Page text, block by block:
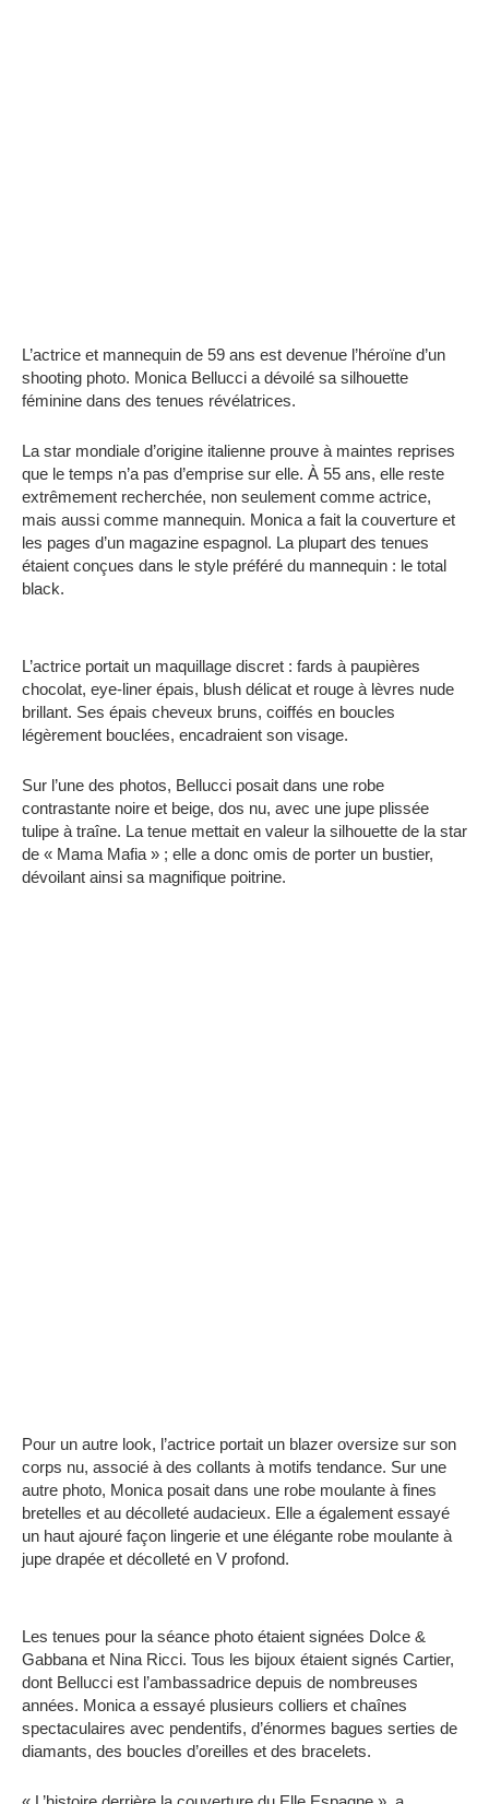
L’actrice et mannequin de 59 ans est devenue l’héroïne d’un
shooting photo. Monica Bellucci a dévoilé sa silhouette
féminine dans des tenues révélatrices.
La star mondiale d’origine italienne prouve à maintes reprises
que le temps n’a pas d’emprise sur elle. À 55 ans, elle reste
extrêmement recherchée, non seulement comme actrice,
mais aussi comme mannequin. Monica a fait la couverture et
les pages d’un magazine espagnol. La plupart des tenues
étaient conçues dans le style préféré du mannequin : le total
black.
L’actrice portait un maquillage discret : fards à paupières
chocolat, eye-liner épais, blush délicat et rouge à lèvres nude
brillant. Ses épais cheveux bruns, coiffés en boucles
légèrement bouclées, encadraient son visage.
Sur l’une des photos, Bellucci posait dans une robe
contrastante noire et beige, dos nu, avec une jupe plissée
tulipe à traîne. La tenue mettait en valeur la silhouette de la star
de « Mama Mafia » ; elle a donc omis de porter un bustier,
dévoilant ainsi sa magnifique poitrine.
Pour un autre look, l’actrice portait un blazer oversize sur son
corps nu, associé à des collants à motifs tendance. Sur une
autre photo, Monica posait dans une robe moulante à fines
bretelles et au décolleté audacieux. Elle a également essayé
un haut ajouré façon lingerie et une élégante robe moulante à
jupe drapée et décolleté en V profond.
Les tenues pour la séance photo étaient signées Dolce &
Gabbana et Nina Ricci. Tous les bijoux étaient signés Cartier,
dont Bellucci est l’ambassadrice depuis de nombreuses
années. Monica a essayé plusieurs colliers et chaînes
spectaculaires avec pendentifs, d’énormes bagues serties de
diamants, des boucles d’oreilles et des bracelets.